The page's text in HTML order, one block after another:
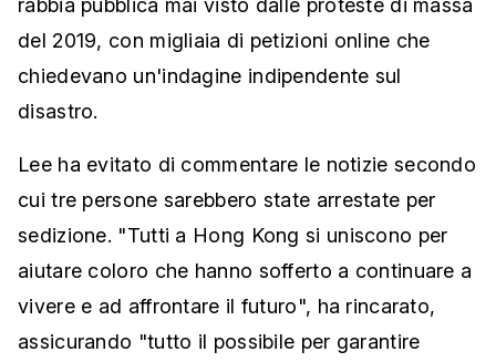
rabbia pubblica mai visto dalle proteste di massa
del 2019, con migliaia di petizioni online che
chiedevano un'indagine indipendente sul
disastro.
Lee ha evitato di commentare le notizie secondo
cui tre persone sarebbero state arrestate per
sedizione. "Tutti a Hong Kong si uniscono per
aiutare coloro che hanno sofferto a continuare a
vivere e ad affrontare il futuro", ha rincarato,
assicurando "tutto il possibile per garantire